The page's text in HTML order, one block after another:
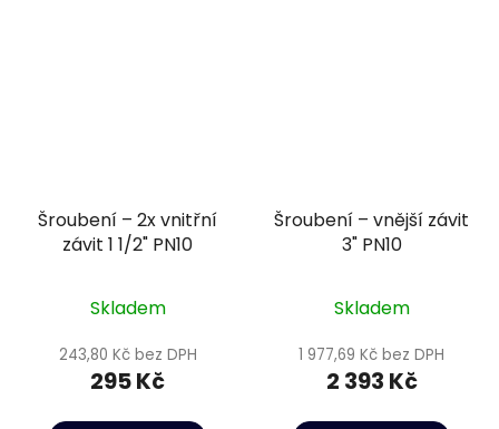
Šroubení – 2x vnitřní
závit 1 1/2" PN10
Skladem
243,80 Kč bez DPH
295 Kč
Šroubení – vnější závit
3" PN10
Skladem
1 977,69 Kč bez DPH
2 393 Kč